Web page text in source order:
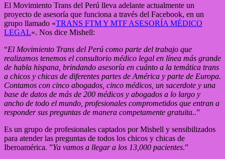
El Movimiento Trans del Perú lleva adelante actualmente un
proyecto de asesoría que funciona a través del Facebook, en un
grupo llamado «TRANS FTM Y MTF ASESORÍA MÉDICO
LEGAL«. Nos dice Mishell:
“El Movimiento Trans del Perú como parte del trabajo que
realizamos tenemos el consultorio médico legal en línea más grande
de habla hispana, brindando asesoría en cuánto a la temática trans
a chicos y chicas de diferentes partes de América y parte de Europa.
Contamos con cinco abogados, cinco médicos, un sacerdote y una
base de datos de más de 200 médicos y abogados a lo largo y
ancho de todo el mundo, profesionales comprometidos que entran a
responder sus preguntas de manera competamente gratuita..”
Es un grupo de profesionales captados por Mishell y sensibilizados
para atender las preguntas de todos los chicos y chicas de
Iberoamérica. ”Ya vamos a llegar a los 13,000 pacientes.”